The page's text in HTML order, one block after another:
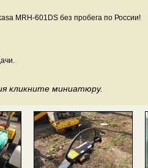
MRH-601DS без пробега по России!
кликните миниатюру.